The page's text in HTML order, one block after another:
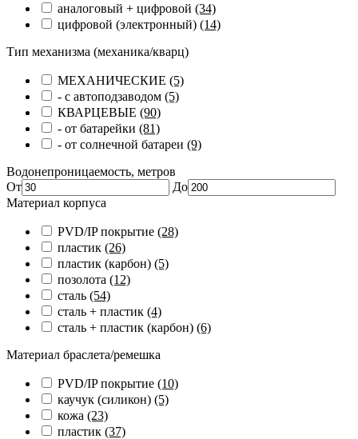
аналоговый + цифровой (34)
цифровой (электронный) (14)
Тип механизма (механика/кварц)
МЕХАНИЧЕСКИЕ (5)
- с автоподзаводом (5)
КВАРЦЕВЫЕ (90)
- от батарейки (81)
- от солнечной батареи (9)
Водонепроницаемость, метров
От
До
Материал корпуса
PVD/IP покрытие (28)
пластик (26)
пластик (карбон) (5)
позолота (12)
сталь (54)
сталь + пластик (4)
сталь + пластик (карбон) (6)
Материал браслета/ремешка
PVD/IP покрытие (10)
каучук (силикон) (5)
кожа (23)
пластик (37)